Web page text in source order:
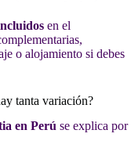
en el
o alojamiento si debes
tanta variación?
en Perú se explica por